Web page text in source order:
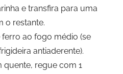
e transfira para uma
o restante.
ao fogo médio (se
antiaderente).
quente, regue com 1